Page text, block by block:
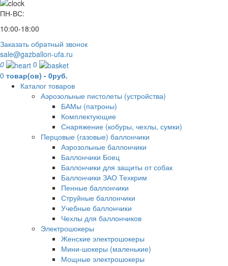
ПН-ВС:
10:00-18:00
Заказать обратный звонок
sale@gazballon-ufa.ru
0
0
0 товар(ов) - 0руб.
Каталог товаров
Аэрозольные пистолеты (устройства)
БАМы (патроны)
Комплектующие
Снаряжение (кобуры, чехлы, сумки)
Перцовые (газовые) баллончики
Аэрозольные баллончики
Баллончики Боец
Баллончики для защиты от собак
Баллончики ЗАО Техкрим
Пенные баллончики
Струйные баллончики
Учебные баллончики
Чехлы для баллончиков
Электрошокеры
Женские электрошокеры
Мини-шокеры (маленькие)
Мощные электрошокеры